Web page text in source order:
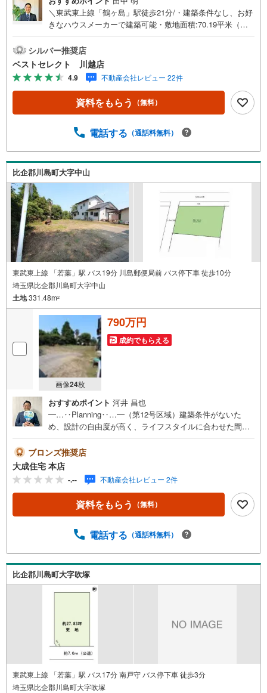
＼東武東上線「鶴ヶ島」駅徒歩21分/・建築条件なし、お好
きなハウスメーカーで建築可能・敷地面積:70.19平米（約2
徒歩10分以内で子育て世代も安心○東武東上線「霞ケ関」
駅徒歩26分○建築プランについてもお気軽にお問合せ下さ
い○住宅ローンや資金計画等ご相談承ります■■売買の専門
のスタッフが対応させていただきます赤いロゴマークの看
板とのぼりが目印、店舗敷地内に駐車場2台完備、キッズス
ペースあり、当日のご見学も可能です。資金計画や価格の
実にも努めております。お気軽にお問合せ下さい。■■
シルバー推奨店
ベストセレクト 川越店
4.9 不動産会社レビュー 22件
資料をもらう （無料）
電話する （通話料無料）
比企郡川島町大字中山
東武東上線 「若葉」駅 バス19分 川島郵便局前 バス停下車 徒歩10分
埼玉県比企郡川島町大字中山
土地331.48m2
画像24枚
790万円
成約でもらえる
おすすめポイント 河井 昌也
━…‥Planning‥…━（第12号区域）建築条件がないた
め、設計の自由度が高く、ライフスタイルに合わせた間取
ペースで家づくりを進めたい』そんな方にぴったりの建築
条件なし土地です。ご希望に合わせた建築プランのご相談
も可能です＾＾━…‥Design‥…━当物件では建築会社は
自由にお選びいただけますが、当社住宅仕様「COCOYUN
O」での建築プランのご相談も可能です。一人ひとりの暮
らしに寄り添った自由設計を基本に、耐震等級3・制震装
久外壁材など見えない部分にも配慮し、安心して長く暮ら
川島町立中山小学校まで徒歩3分！6年間通うのにも安心・
安全の距離ですね＾＾期間限定商品やホットスナックが急
に食べたくなってもすぐ買いに行けるセブンイレブンまで
徒歩9分！毎日必要な食品や飲料など必要不可欠なスーパー
ブロンズ推奨店
大成住宅 本店
-.-- 不動産会社レビュー 2件
資料をもらう （無料）
電話する （通話料無料）
比企郡川島町大字吹塚
東武東上線 「若葉」駅 バス17分 南戸守 バス停下車 徒歩3分
埼玉県比企郡川島町大字吹塚